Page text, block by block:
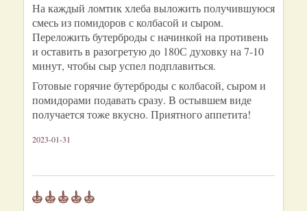
На каждый ломтик хлеба выложить получившуюся
смесь из помидоров с колбасой и сыром.
Переложить бутерброды с начинкой на противень
и оставить в разогретую до 180С духовку на 7-10
минут, чтобы сыр успел подплавиться.
Готовые горячие бутерброды с колбасой, сыром и
помидорами подавать сразу. В остывшем виде
получается тоже вкусно. Приятного аппетита!
2023-01-31